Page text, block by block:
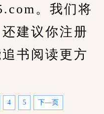
。我们将
建议你注册
书阅读更方
4 5 下—页